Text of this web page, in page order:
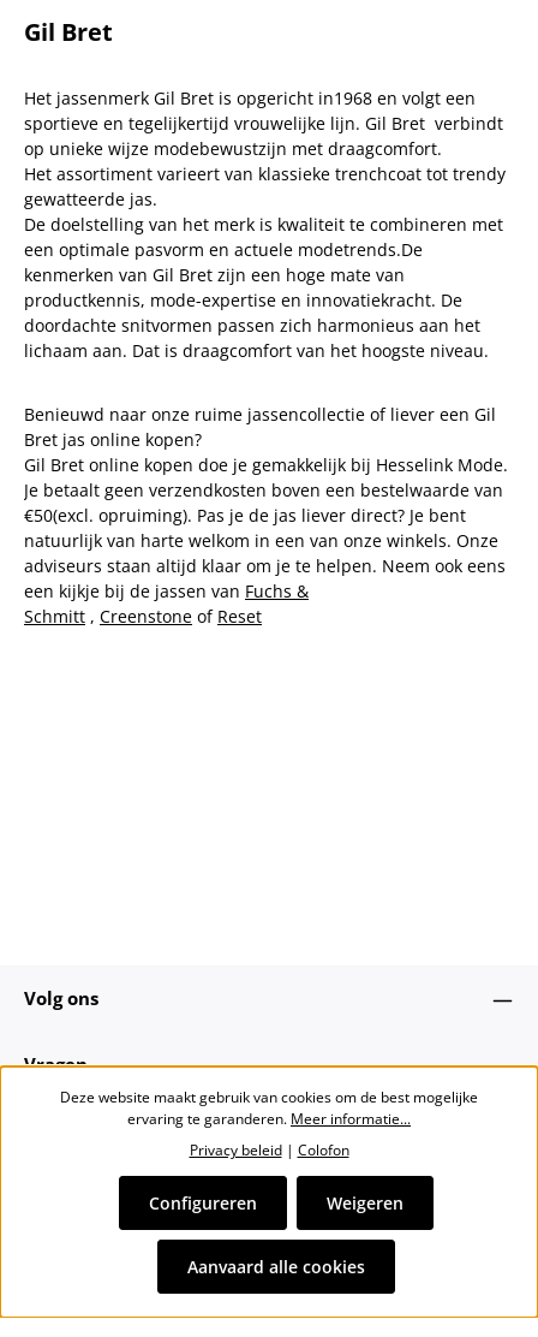
Gil Bret
Het jassenmerk Gil Bret is opgericht in1968 en volgt een
sportieve en tegelijkertijd vrouwelijke lijn. Gil Bret verbindt
op unieke wijze modebewustzijn met draagcomfort.
Het assortiment varieert van klassieke trenchcoat tot trendy
gewatteerde jas.
De doelstelling van het merk is kwaliteit te combineren met
een optimale pasvorm en actuele modetrends.De
kenmerken van Gil Bret zijn een hoge mate van
productkennis, mode-expertise en innovatiekracht. De
doordachte snitvormen passen zich harmonieus aan het
lichaam aan. Dat is draagcomfort van het hoogste niveau.
Benieuwd naar onze ruime jassencollectie of liever een Gil
Bret jas online kopen?
Gil Bret online kopen doe je gemakkelijk bij Hesselink Mode.
Je betaalt geen verzendkosten boven een bestelwaarde van
€50(excl. opruiming). Pas je de jas liever direct? Je bent
natuurlijk van harte welkom in een van onze winkels. Onze
adviseurs staan altijd klaar om je te helpen. Neem ook eens
een kijkje bij de jassen van Fuchs &
Schmitt , Creenstone of Reset
Volg ons
Vragen
Alle prijzen incl. btw plusverzendkosten
bezorgkosten, indien niet anders vermeld.
Deze website maakt gebruik van cookies om de best mogelijke
ervaring te garanderen. Meer informatie...
Privacy beleid| Colofon
Weigeren
Configureren
Aanvaard alle cookies